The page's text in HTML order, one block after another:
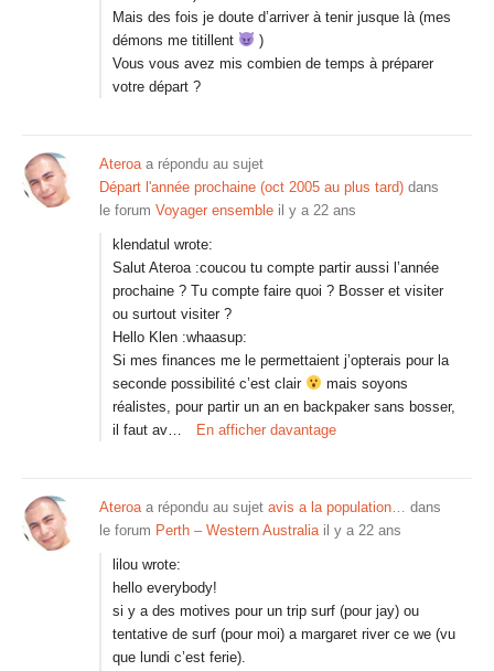
Mais des fois je doute d’arriver à tenir jusque là (mes
démons me titillent
)
Vous vous avez mis combien de temps à préparer
votre départ ?
Ateroaa répondu au sujet
Départ l'année prochaine (oct 2005 au plus tard) dans
le forum Voyager ensemble il y a 22 ans
klendatul wrote:
Salut Ateroa :coucou tu compte partir aussi l’année
prochaine ? Tu compte faire quoi ? Bosser et visiter
ou surtout visiter ?
Hello Klen :whaasup:
Si mes finances me le permettaient j’opterais pour la
seconde possibilité c’est clair
mais soyons
réalistes, pour partir un an en backpaker sans bosser,
il faut av…
En afficher davantage
Ateroaa répondu au sujet avis a la population… dans
le forum Perth – Western Australia il y a 22 ans
lilou wrote:
hello everybody!
si y a des motives pour un trip surf (pour jay) ou
tentative de surf (pour moi) a margaret river ce we (vu
que lundi c’est ferie).